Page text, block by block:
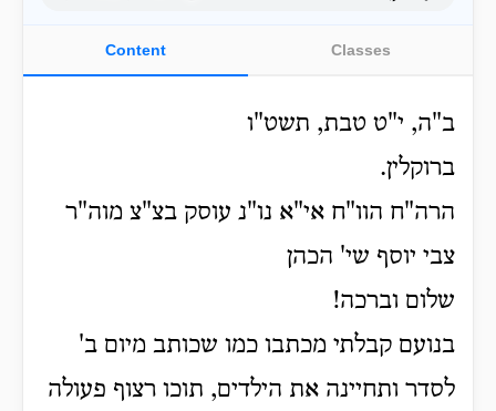
Content Classes
ב"ה, י"ט טבת, תשט"ו
ברוקלין.
הרה"ח הוו"ח אי"א נו"נ עוסק בצ"צ מוה"ר
צבי יוסף שי' הכהן
שלום וברכה!
בנועם קבלתי מכתבו כמו שכותב מיום ב'
לסדר ותחיינה את הילדים, תוכו רצוף פעולה